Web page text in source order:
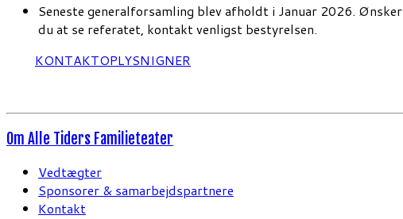
Seneste generalforsamling blev afholdt i Januar 2026. Ønsker
du at se referatet, kontakt venligst bestyrelsen.
KONTAKTOPLYSNIGNER
Om Alle Tiders Familieteater
Vedtægter
Sponsorer & samarbejdspartnere
Kontakt